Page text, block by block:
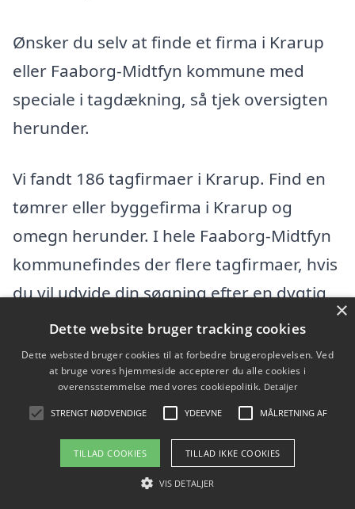
Ønsker du selv at finde et firma i Krarup
eller Faaborg-Midtfyn kommune med
speciale i tagdækning, så tjek oversigten
herunder.
Vi fandt 186 tagfirmaer i Krarup. Find en
tømrer eller byggefirma i Krarup og
omegn herunder. I hele Faaborg-Midtfyn
kommunefindes der flere tagfirmaer, hvis
du vil udvide din søgning efter en dygtig
tømrer.
404 202 44 v/Mikkel Nørgaard
Møllehøjvænget 46, 5792 årslev
Ansatte: 0
Startdato: 15. marts 2005,
×
Dette website bruger tracking cookies
Dette websted bruger cookies til at forbedre brugeroplevelsen. Ved
at bruge vores hjemmeside accepterer du alle cookies i
overensstemmelse med vores cookiepolitik. Detaljer
STRENGT NØDVENDIGE YDEEVNE MÅLRETNING AF
TILLAD COOKIES TILLAD IKKE COOKIES
VIS DETALJER